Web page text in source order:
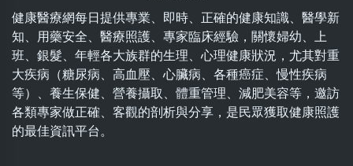
健康醫療網每日提供專業、即時、正確的健康知識、醫學新
知、用藥安全、醫療照護、專家臨床經驗，關懷婦幼、上
班、銀髮、年輕各大族群的生理、心理健康狀況，尤其對重
大疾病（糖尿病、高血壓、心臟病、各種癌症、慢性疾病
等）、養生保健、營養攝取、體重管理、減肥美容等，邀訪
各類專家做正確、客觀的剖析與分享，是民眾獲取健康照護
的最佳資訊平台。